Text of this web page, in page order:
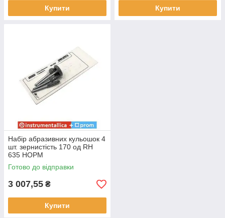
Купити Купити
Набір абразивних кульошок 4
шт. зернистість 170 од RH
635 НОРМ
Готово до відправки
3 007,55 ₴
Купити